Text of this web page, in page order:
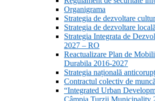
Organigrama
Strategia de dezvoltare
Strategia de dezvoltare locală
Strategia Integrata de
2027 – RO
Reactualizare Plan de
Durabila 2016-2027
Strategia națională
Contractul colectiv de muncă
“Integrated Urban
Câmpia Turzii Municipality